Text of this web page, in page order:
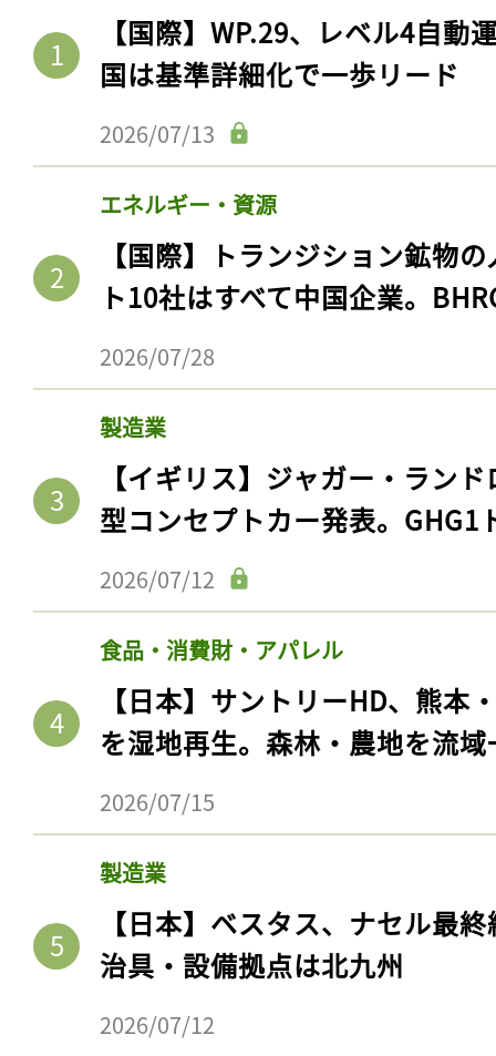
【国際】WP.29、レベル4自動
国は基準詳細化で一歩リード
2026/07/13
エネルギー・資源
【国際】トランジション鉱物
ト10社はすべて中国企業。
2026/07/28
製造業
【イギリス】ジャガー・ラン
型コンセプトカー発表。GHG1
2026/07/12
食品・消費財・アパレル
【日本】サントリーHD、熊本
を湿地再生。森林・農地を流
2026/07/15
製造業
【日本】ベスタス、ナセル最
治具・設備拠点は北九州
2026/07/12